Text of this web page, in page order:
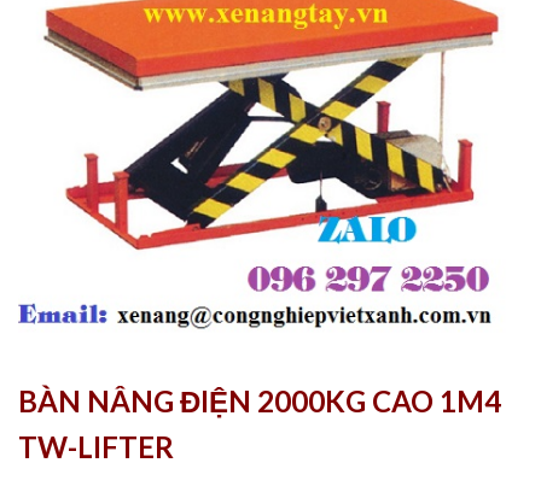
BÀN NÂNG ĐIỆN 2000KG CAO 1M4
TW-LIFTER